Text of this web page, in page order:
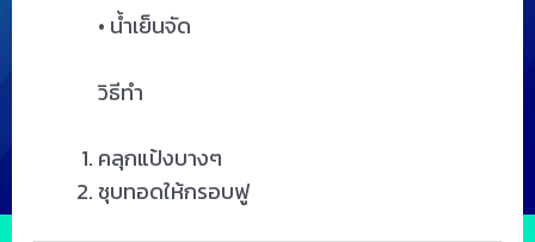
• น้ำเย็นจัด
วิธีทำ
คลุกแป้งบางๆ
ชุบทอดให้กรอบฟู